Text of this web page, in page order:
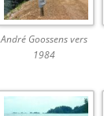
André Goossens vers
1984